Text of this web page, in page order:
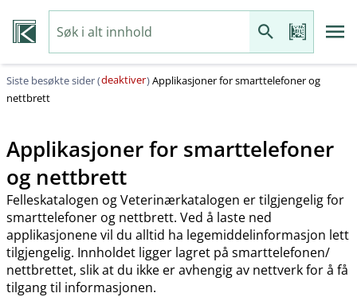
Siste besøkte sider (deaktiver)Applikasjoner for smarttelefoner og
nettbrett
Applikasjoner for smarttelefoner
og nettbrett
Felleskatalogen og Veterinærkatalogen er tilgjengelig for
smarttelefoner og nettbrett. Ved å laste ned
applikasjonene vil du alltid ha legemiddelinformasjon lett
tilgjengelig. Innholdet ligger lagret på smarttelefonen​/​
nettbrettet, slik at du ikke er avhengig av nettverk for å få
tilgang til informasjonen.